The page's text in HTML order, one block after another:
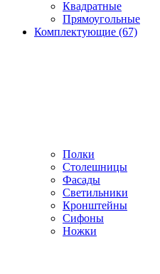
Квадратные
Прямоугольные
Комплектующие (67)
Полки
Столешницы
Фасады
Светильники
Кронштейны
Сифоны
Ножки